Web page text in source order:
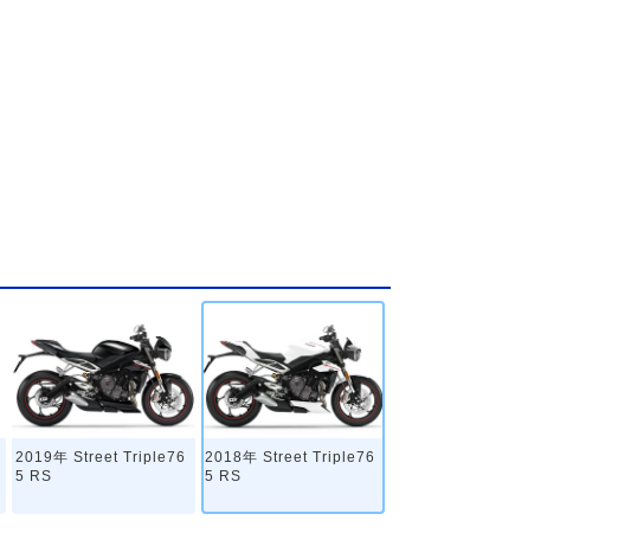
2019年 Street Triple76
5 RS
2018年 Street Triple76
5 RS